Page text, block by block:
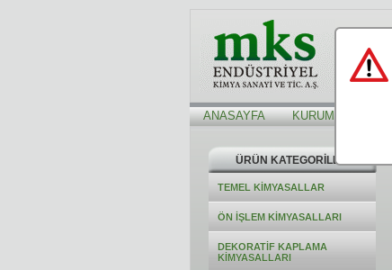
ANASAYFA KURUMSAL
ÜRÜN KATEGORİLERİ
TEMEL KİMYASALLAR
ÖN İŞLEM KİMYASALLARI
DEKORATİF KAPLAMA
KİMYASALLARI